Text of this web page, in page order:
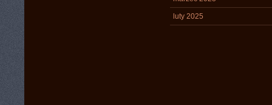
luty 2025